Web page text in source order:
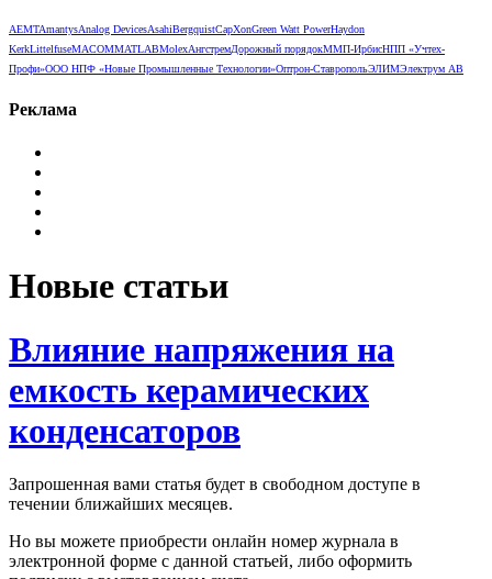
AEMTAmantysAnalog DevicesAsahiBergquistCapXonGreen Watt PowerHaydon
KerkLittelfuseMACOMMATLABMolexАнгстремДорожный порядокММП-ИрбисНПП «Учтех-
Профи»ООО НПФ «Новые Промышленные Технологии»Оптрон-СтавропольЭЛИМЭлектрум АВ
Реклама
Новые статьи
Влияние напряжения на
емкость керамических
конденсаторов
Запрошенная вами статья будет в свободном доступе в
течении ближайших месяцев.
Но вы можете приобрести онлайн номер журнала в
электронной форме с данной статьей, либо оформить